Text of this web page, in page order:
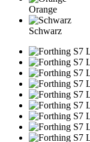
Orange
Schwarz